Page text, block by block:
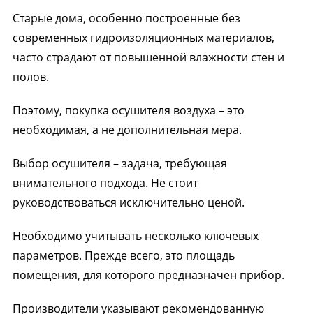
Старые дома, особенно построенные без
современных гидроизоляционных материалов,
часто страдают от повышенной влажности стен и
полов.
Поэтому, покупка осушителя воздуха – это
необходимая, а не дополнительная мера.
Выбор осушителя – задача, требующая
внимательного подхода. Не стоит
руководствоваться исключительно ценой.
Необходимо учитывать несколько ключевых
параметров. Прежде всего, это площадь
помещения, для которого предназначен прибор.
Производители указывают рекомендованную